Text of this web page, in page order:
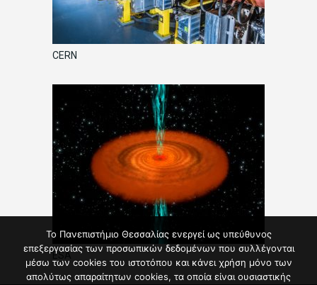
CERN
ESA
Το Πανεπιστήμιο Θεσσαλίας ενεργεί ως υπεύθυνος
επεξεργασίας των προσωπικών δεδομένων που συλλέγονται
μέσω των cookies του ιστοτόπου και κάνει χρήση μόνο των
απολύτως απαραίτητων cookies, τα οποία είναι ουσιαστικής